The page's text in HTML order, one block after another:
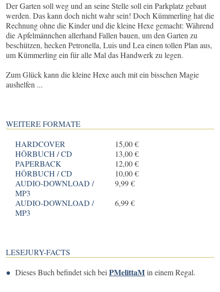
Der Garten soll weg und an seine Stelle soll ein Parkplatz gebaut
werden. Das kann doch nicht wahr sein! Doch Kümmerling hat die
Rechnung ohne die Kinder und die kleine Hexe gemacht: Während
die Apfelmännchen allerhand Fallen bauen, um den Garten zu
beschützen, hecken Petronella, Luis und Lea einen tollen Plan aus,
um Kümmerling ein für alle Mal das Handwerk zu legen.
Zum Glück kann die kleine Hexe auch mit ein bisschen Magie
aushelfen ...
WEITERE FORMATE
HARDCOVER
15,00 €
HÖRBUCH / CD
13,00 €
PAPERBACK
12,00 €
HÖRBUCH / CD
10,00 €
AUDIO-DOWNLOAD /
MP3
9,99 €
AUDIO-DOWNLOAD /
MP3
6,99 €
LESEJURY-FACTS
Dieses Buch befindet sich beiPMelittaMin einem Regal.